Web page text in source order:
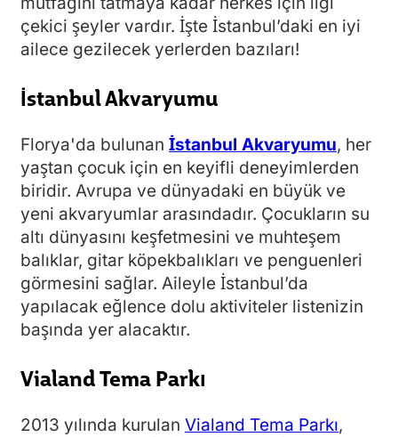
çekici şeyler vardır. İşte İstanbul’daki en iyi
ailece gezilecek yerlerden bazıları!
İstanbul Akvaryumu
Florya'da bulunan İstanbul Akvaryumu, her
yaştan çocuk için en keyifli deneyimlerden
biridir. Avrupa ve dünyadaki en büyük ve
yeni akvaryumlar arasındadır. Çocukların su
altı dünyasını keşfetmesini ve muhteşem
balıklar, gitar köpekbalıkları ve penguenleri
görmesini sağlar. Aileyle İstanbul’da
yapılacak eğlence dolu aktiviteler listenizin
başında yer alacaktır.
Vialand Tema Parkı
2013 yılında kurulan Vialand Tema Parkı,